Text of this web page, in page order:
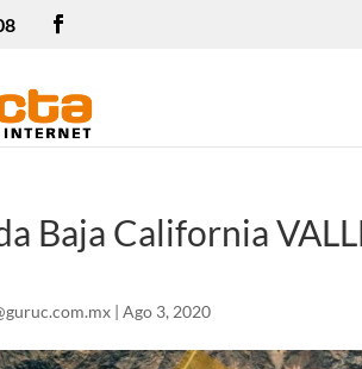
Baja California
|Ago 3, 2020